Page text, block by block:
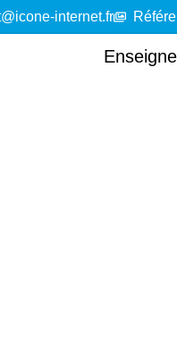
internet.fr
Enseigne